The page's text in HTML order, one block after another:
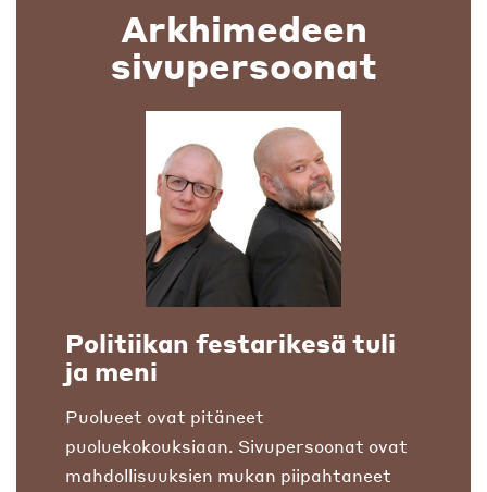
Arkhimedeen
sivupersoonat
Politiikan festarikesä tuli
ja meni
Puolueet ovat pitäneet
puoluekokouksiaan. Sivupersoonat ovat
mahdollisuuksien mukan piipahtaneet